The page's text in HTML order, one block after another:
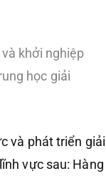
khởi nghiệp
học giải
và phát triển giải
vực sau: Hàng